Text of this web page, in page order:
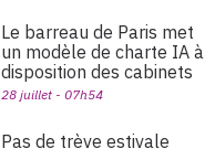
Le barreau de Paris met
un modèle de charte IA à
disposition des cabinets
28 juillet - 07h54
Pas de trève estivale